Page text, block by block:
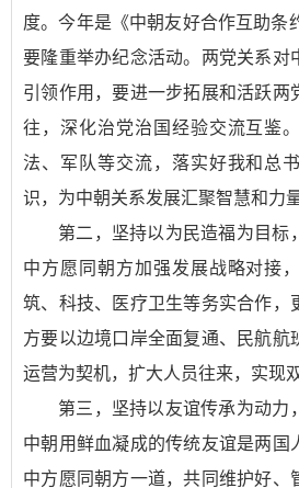
度。今年是《中朝友好合作互助条
要隆重举办纪念活动。两党关系对
引领作用，要进一步拓展和活跃两
往，深化治党治国经验交流互鉴
法、军队等交流，落实好我和总
识，为中朝关系发展汇聚智慧和力量
第二，坚持以为民造福为目标
中方愿同朝方加强发展战略对接
筑、科技、医疗卫生等务实合作，
方要以边境口岸全面复通、民航航
运营为契机，扩大人员往来，实现
第三，坚持以友谊传承为动力
中朝用鲜血凝成的传统友谊是两国
中方愿同朝方一道，共同维护好、